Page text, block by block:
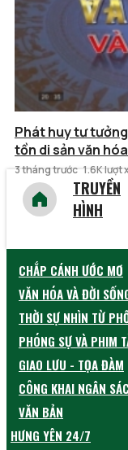
Phát huy tư
tồn di sản văn hóa
3 tháng trước 1.6K lượt
TRUYỀN
HÌNH
CHẮP CÁNH ƯỚC MƠ
VĂN HÓA VÀ ĐỜI
THỜI SỰ NHÌN TỪ
PHÓNG SỰ VÀ PHIM
GIAO LƯU - TỌA ĐÀM
CÔNG KHAI NGÂN
VĂN BẢN
HƯNG YÊN 24/7